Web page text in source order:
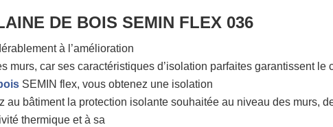
DE BOIS SEMIN FLEX 036
à l’amélioration
murs, car ses caractéristiques d’isolation parfaites garantissent le
SEMIN flex, vous obtenez une isolation
au bâtiment la protection isolante souhaitée au niveau des murs,
thermique et à sa